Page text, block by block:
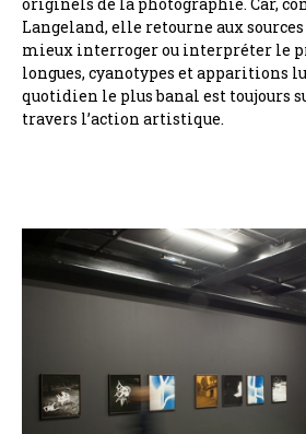
Langeland, elle retourne aux
mieux interroger ou interpréter le
longues, cyanotypes et apparitions
quotidien le plus banal est toujours
travers l’action artistique.